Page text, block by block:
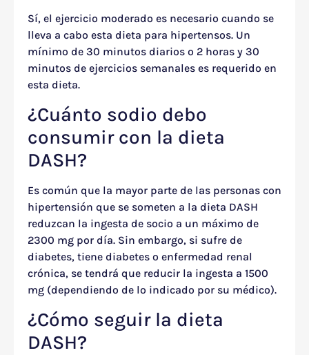
Sí, el ejercicio moderado es necesario cuando se
lleva a cabo esta dieta para hipertensos. Un
mínimo de 30 minutos diarios o 2 horas y 30
minutos de ejercicios semanales es requerido en
esta dieta.
¿Cuánto sodio debo
consumir con la dieta
DASH?
Es común que la mayor parte de las personas con
hipertensión que se someten a la dieta DASH
reduzcan la ingesta de socio a un máximo de
2300 mg por día. Sin embargo, si sufre de
diabetes, tiene diabetes o enfermedad renal
crónica, se tendrá que reducir la ingesta a 1500
mg (dependiendo de lo indicado por su médico).
¿Cómo seguir la dieta
DASH?